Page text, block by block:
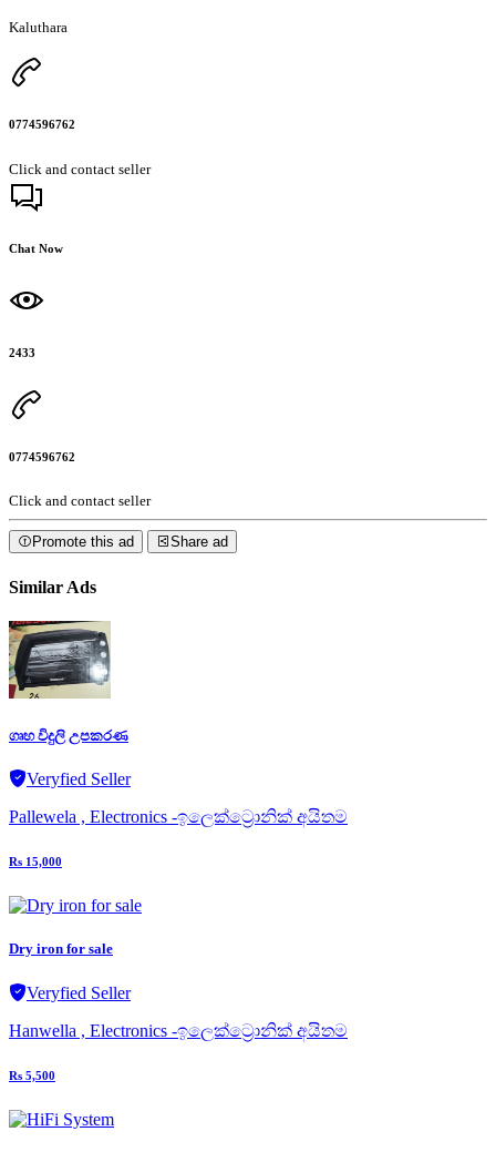
Kaluthara
0774596762
Click and contact seller
Chat Now
2433
0774596762
Click and contact seller
Promote this ad Share ad
Similar Ads
ගෘහ විදුලි උපකරණ
Veryfied Seller
Pallewela , Electronics -ඉලෙක්ට්‍රොනික් අයිතම
Rs 15,000
Dry iron for sale
Veryfied Seller
Hanwella , Electronics -ඉලෙක්ට්‍රොනික් අයිතම
Rs 5,500